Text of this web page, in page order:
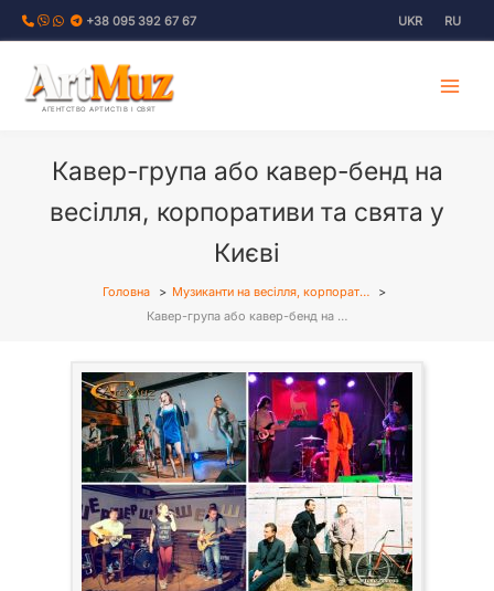
Перейти
+38 095 392 67 67 UKR RU
АГЕНТСТВО АРТИСТІВ І СВЯТ
Кавер-група або кавер-бенд на
весілля, корпоративи та свята у
Києві
Головна
Музиканти на весілля, корпорат…
Кавер-група або кавер-бенд на …